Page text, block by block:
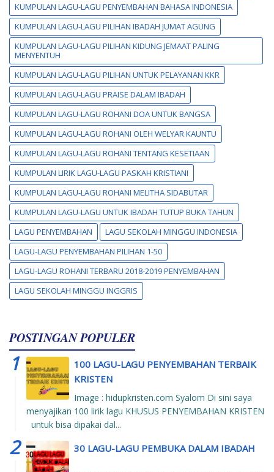
KUMPULAN LAGU-LAGU PENYEMBAHAN BAHASA INDONESIA
KUMPULAN LAGU-LAGU PILIHAN IBADAH JUMAT AGUNG
KUMPULAN LAGU-LAGU PILIHAN KIDUNG JEMAAT PALING
MENYENTUH
KUMPULAN LAGU-LAGU PILIHAN UNTUK PELAYANAN KKR
KUMPULAN LAGU-LAGU PRAISE DALAM IBADAH
KUMPULAN LAGU-LAGU ROHANI DOA UNTUK BANGSA
KUMPULAN LAGU-LAGU ROHANI OLEH WELYAR KAUNTU
KUMPULAN LAGU-LAGU ROHANI TENTANG KESETIAAN
KUMPULAN LIRIK LAGU-LAGU PASKAH KRISTIANI
KUMPULAN LAGU-LAGU ROHANI MELITHA SIDABUTAR
KUMPULAN LAGU-LAGU UNTUK IBADAH TUTUP BUKA TAHUN
LAGU PENYEMBAHAN
LAGU SEKOLAH MINGGU INDONESIA
LAGU-LAGU PENYEMBAHAN PILIHAN 1-50
LAGU-LAGU ROHANI TERBARU 2018-2019 PENYEMBAHAN
LAGU SEKOLAH MINGGU INGGRIS
POSTINGAN POPULER
100 LAGU-LAGU PENYEMBAHAN TERBAIK
KRISTEN
Image : hidupkristen.com Syalom Di sini saya
menyajikan 100 lirik lagu KHUSUS PENYEMBAHAN KRISTEN
untuk bisa dipakai dal...
30 LAGU-LAGU PEMBUKA DALAM IBADAH